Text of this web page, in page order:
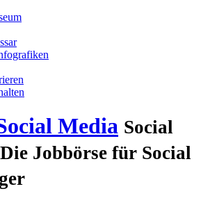
Media Social
Jobbörse für Social